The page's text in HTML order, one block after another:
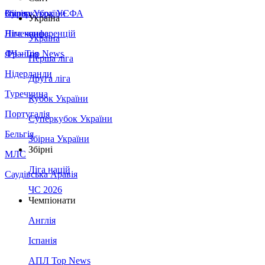
Збірна України
Італія
Німеччина
Франція
Нідерланди
Туреччина
Португалія
Бельгія
МЛС
Саудівська Аравія
Суперкубок УЄФА
Ліга конференцій
ЛЧ - Top News
Україна
Україна
Перша ліга
Друга ліга
Кубок України
Суперкубок України
Збірна України
Збірні
Ліга націй
ЧС 2026
Чемпіонати
Англія
Іспанія
АПЛ Top News